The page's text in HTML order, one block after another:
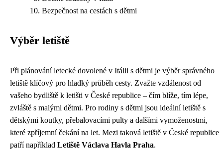
Bezpečnost na cestách s dětmi
Výběr letiště
Při plánování letecké dovolené v Itálii s dětmi je výběr správného
letiště klíčový pro hladký průběh cesty. Zvažte vzdálenost od
vašeho bydliště k letišti v České republice – čím blíže, tím lépe,
zvláště s malými dětmi. Pro rodiny s dětmi jsou ideální letiště s
dětskými koutky, přebalovacími pulty a dalšími vymoženostmi,
které zpříjemní čekání na let. Mezi taková letiště v České republice
patří například Letiště Václava Havla Praha.